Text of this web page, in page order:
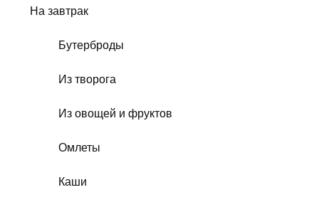
На завтрак
Бутерброды
Из творога
Из овощей и фруктов
Омлеты
Каши